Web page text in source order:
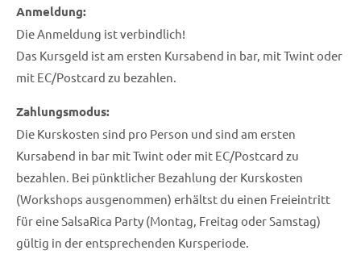
Anmeldung:
Die Anmeldung ist verbindlich!
Das Kursgeld ist am ersten Kursabend in bar, mit Twint oder
mit EC/Postcard zu bezahlen.
Zahlungsmodus:
Die Kurskosten sind pro Person und sind am ersten
Kursabend in bar mit Twint oder mit EC/Postcard zu
bezahlen. Bei pünktlicher Bezahlung der Kurskosten
(Workshops ausgenommen) erhältst du einen Freieintritt
für eine SalsaRica Party (Montag, Freitag oder Samstag)
gültig in der entsprechenden Kursperiode.